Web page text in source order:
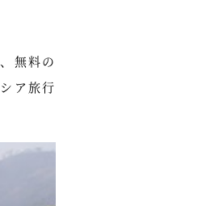
無料の
ア旅行